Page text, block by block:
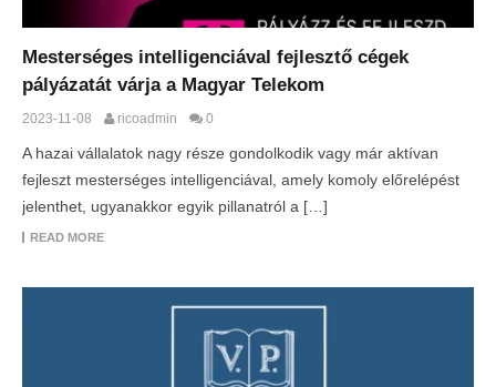
Mesterséges intelligenciával fejlesztő cégek
pályázatát várja a Magyar Telekom
2023-11-08 ricoadmin 0
A hazai vállalatok nagy része gondolkodik vagy már aktívan
fejleszt mesterséges intelligenciával, amely komoly előrelépést
jelenthet, ugyanakkor egyik pillanatról a […]
READ MORE